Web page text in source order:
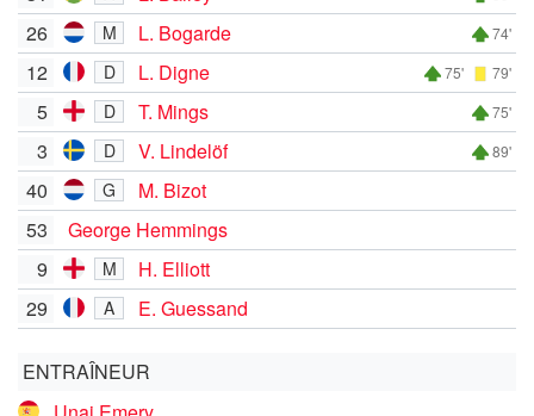
26 M L. Bogarde 74'
12 D L. Digne 75' 79'
5 D T. Mings 75'
3 D V. Lindelöf 89'
40 G
M. Bizot
53
George Hemmings
9
M
H. Elliott
29
A E. Guessand
ENTRAÎNEUR